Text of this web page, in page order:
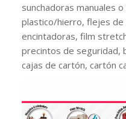
sunchadoras manuales
plastico/hierro, flejes de
encintadoras, film
precintos de seguridad,
cajas de cartón, cartón